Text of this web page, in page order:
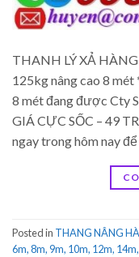
THANH LÝ XẢ
125kg nâng cao 8
8 mét đang được Cty
GIÁ CỰC SỐC – 49
ngay trong hôm nay
Posted in THANG NÂNG
6m, 8m, 9m, 10m, 12m,